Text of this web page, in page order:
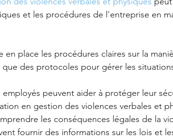
et les procédures de l'entreprise en
en place les procédures claires sur la
que des protocoles pour gérer les
employés peuvent aider à protéger leur
en gestion des violences verbales et
les conséquences légales de la
fournir des informations sur les lois et